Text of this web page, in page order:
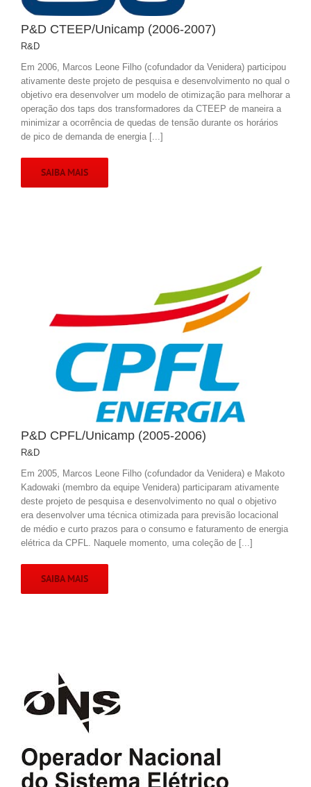
P&D CTEEP/Unicamp (2006-2007)
R&D
Em 2006, Marcos Leone Filho (cofundador da Venidera) participou
ativamente deste projeto de pesquisa e desenvolvimento no qual o
objetivo era desenvolver um modelo de otimização para melhorar a
operação dos taps dos transformadores da CTEEP de maneira a
minimizar a ocorrência de quedas de tensão durante os horários
de pico de demanda de energia [...]
SAIBA MAIS
P&D CPFL/Unicamp (2005-2006)
R&D
Em 2005, Marcos Leone Filho (cofundador da Venidera) e Makoto
Kadowaki (membro da equipe Venidera) participaram ativamente
deste projeto de pesquisa e desenvolvimento no qual o objetivo
era desenvolver uma técnica otimizada para previsão locacional
de médio e curto prazos para o consumo e faturamento de energia
elétrica da CPFL. Naquele momento, uma coleção de [...]
SAIBA MAIS